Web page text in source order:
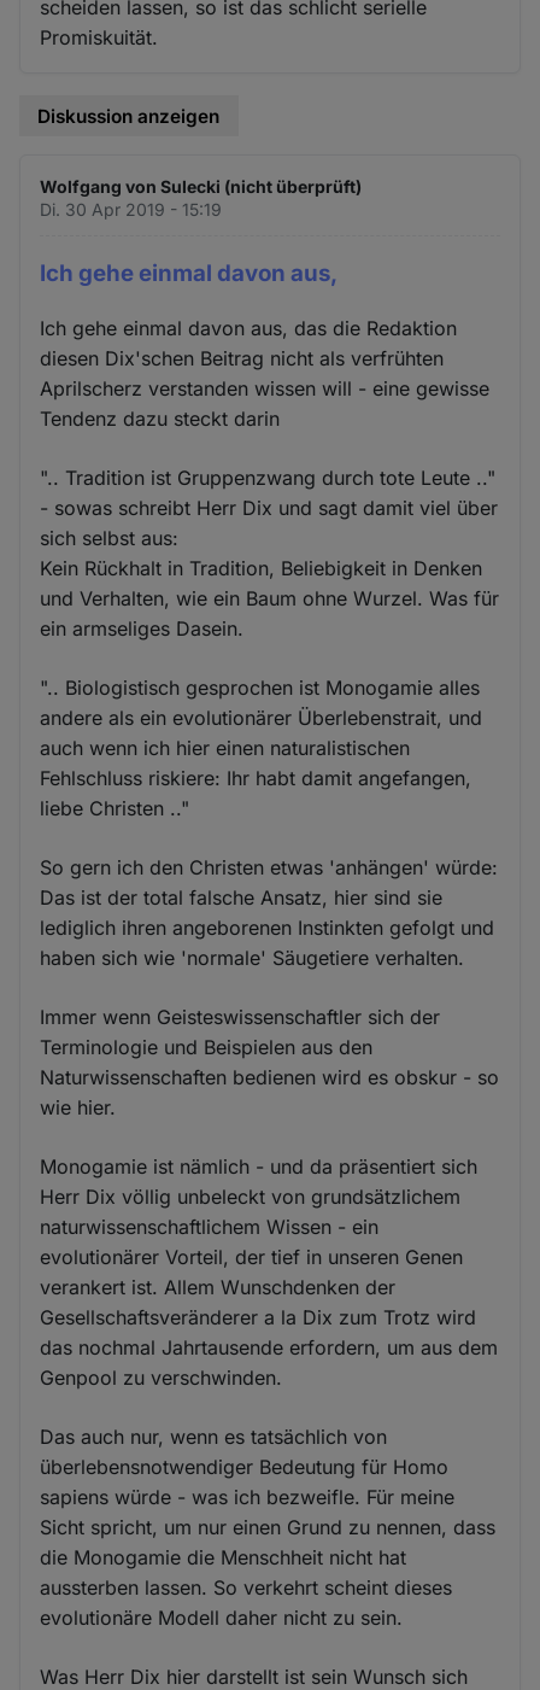
scheiden lassen, so ist das schlicht serielle
Promiskuität.
Diskussion anzeigen
Wolfgang von Sulecki (nicht überprüft)
Di. 30 Apr 2019 - 15:19
Ich gehe einmal davon aus,
Ich gehe einmal davon aus, das die Redaktion
diesen Dix'schen Beitrag nicht als verfrühten
Aprilscherz verstanden wissen will - eine gewisse
Tendenz dazu steckt darin
".. Tradition ist Gruppenzwang durch tote Leute .."
- sowas schreibt Herr Dix und sagt damit viel über
sich selbst aus:
Kein Rückhalt in Tradition, Beliebigkeit in Denken
und Verhalten, wie ein Baum ohne Wurzel. Was für
ein armseliges Dasein.
".. Biologistisch gesprochen ist Monogamie alles
andere als ein evolutionärer Überlebenstrait, und
auch wenn ich hier einen naturalistischen
Fehlschluss riskiere: Ihr habt damit angefangen,
liebe Christen .."
So gern ich den Christen etwas 'anhängen' würde:
Das ist der total falsche Ansatz, hier sind sie
lediglich ihren angeborenen Instinkten gefolgt und
haben sich wie 'normale' Säugetiere verhalten.
Immer wenn Geisteswissenschaftler sich der
Terminologie und Beispielen aus den
Naturwissenschaften bedienen wird es obskur - so
wie hier.
Monogamie ist nämlich - und da präsentiert sich
Herr Dix völlig unbeleckt von grundsätzlichem
naturwissenschaftlichem Wissen - ein
evolutionärer Vorteil, der tief in unseren Genen
verankert ist. Allem Wunschdenken der
Gesellschaftsveränderer a la Dix zum Trotz wird
das nochmal Jahrtausende erfordern, um aus dem
Genpool zu verschwinden.
Das auch nur, wenn es tatsächlich von
überlebensnotwendiger Bedeutung für Homo
sapiens würde - was ich bezweifle. Für meine
Sicht spricht, um nur einen Grund zu nennen, dass
die Monogamie die Menschheit nicht hat
aussterben lassen. So verkehrt scheint dieses
evolutionäre Modell daher nicht zu sein.
Was Herr Dix hier darstellt ist sein Wunsch sich